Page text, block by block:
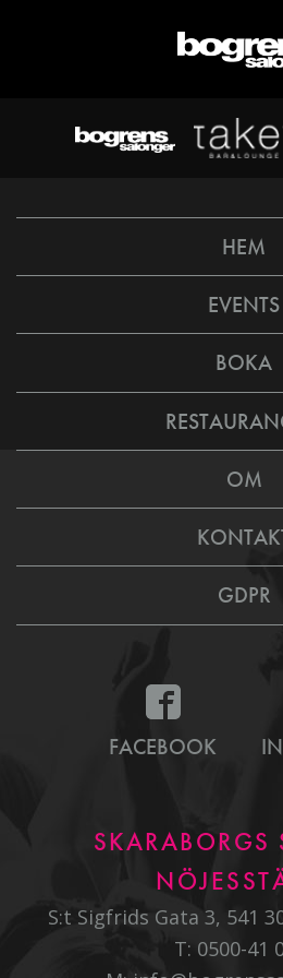
HEM
EVENTS
BOKA
OM
GDPR
FACEBOOK
SKARABORGS
S:t Sigfrids Gata 3, 541
T: 0500-41